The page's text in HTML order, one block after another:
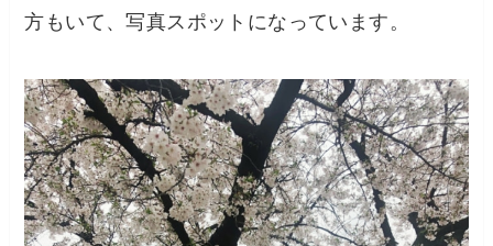
方もいて、写真スポットになっています。